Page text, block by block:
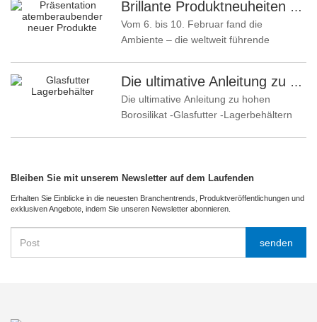
Brillante Produktneuheiten unterstreichen Kernkompetenz | Linuo Spezialglas feiert Premiere auf der Ambiente Frankfurt
Vom 6. bis 10. Februar fand die
Ambiente – die weltweit führende
Die ultimative Anleitung zu hohen Borosilikat -Glasfutter -Lagerbehältern
Die ultimative Anleitung zu hohen
Borosilikat -Glasfutter -Lagerbehältern
Bleiben Sie mit unserem Newsletter auf dem Laufenden
Erhalten Sie Einblicke in die neuesten Branchentrends, Produktveröffentlichungen und
exklusiven Angebote, indem Sie unseren Newsletter abonnieren.
senden